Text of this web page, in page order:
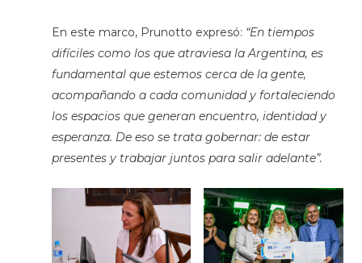
En este marco, Prunotto expresó: “En tiempos
difíciles como los que atraviesa la Argentina, es
fundamental que estemos cerca de la gente,
acompañando a cada comunidad y fortaleciendo
los espacios que generan encuentro, identidad y
esperanza. De eso se trata gobernar: de estar
presentes y trabajar juntos para salir adelante”.